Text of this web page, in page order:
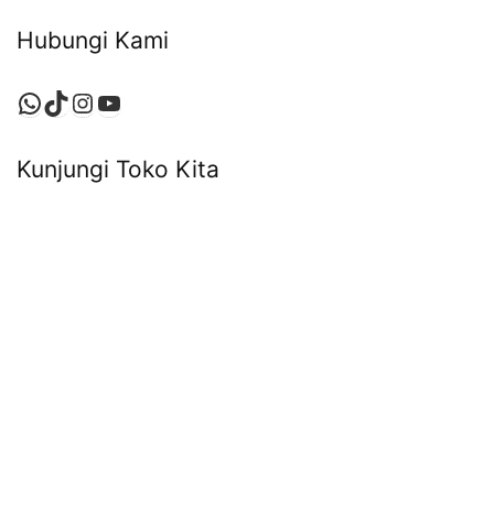
Hubungi Kami
Kunjungi Toko Kita